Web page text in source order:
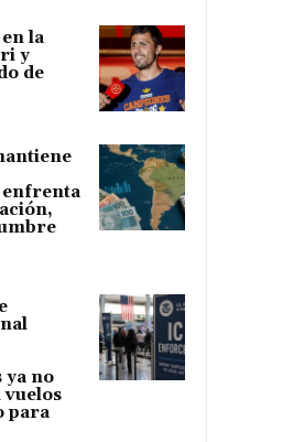
la
y
de
enfrenta
ya no
para